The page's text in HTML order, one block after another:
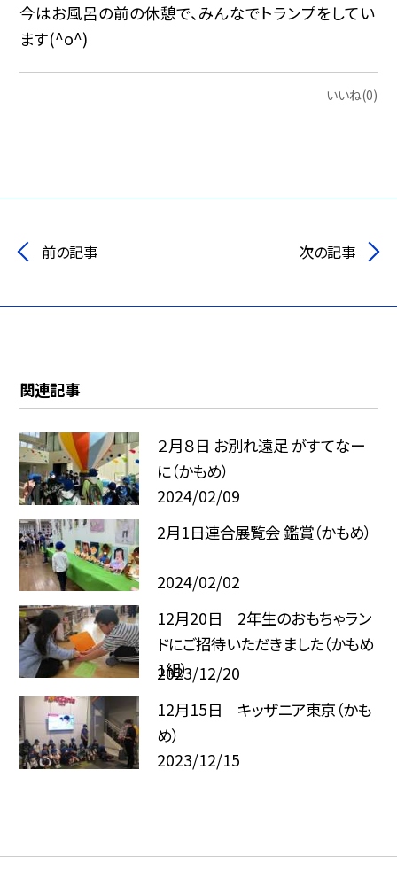
今はお風呂の前の休憩で、みんなでトランプをしてい
ます(^o^)
いいね(0)
前の記事 次の記事
関連記事
２月８日 お別れ遠足 がすてなー
に（かもめ）
2024/02/09
2月1日連合展覧会 鑑賞（かもめ）
2024/02/02
12月20日 2年生のおもちゃラン
ドにご招待いただきました（かもめ
1組）
2023/12/20
12月15日 キッザニア東京（かも
め）
2023/12/15